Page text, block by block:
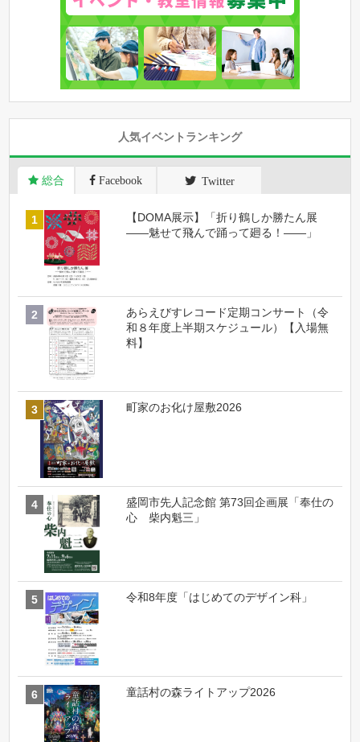
人気イベントランキング
総合 Facebook Twitter
【DOMA展示】「折り鶴しか勝たん展
――魅せて飛んで踊って廻る！――」
あらえびすレコード定期コンサート（令
和８年度上半期スケジュール）【入場無
料】
町家のお化け屋敷2026
盛岡市先人記念館 第73回企画展「奉仕の
心 柴内魁三」
令和8年度「はじめてのデザイン科」
童話村の森ライトアップ2026